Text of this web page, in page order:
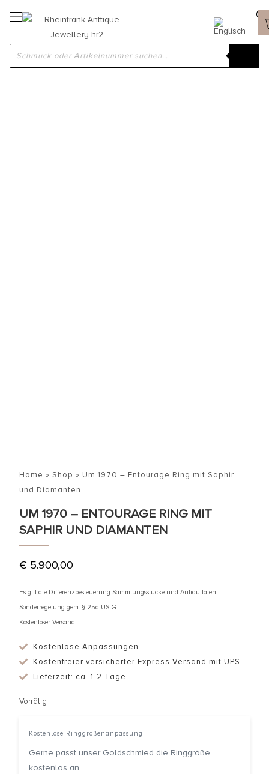
Home » Shop » Um 1970 – Entourage Ring mit Saphir
und Diamanten
UM 1970 – ENTOURAGE RING MIT
SAPHIR UND DIAMANTEN
€ 5.900,00
Es gilt die Differenzbesteuerung Sammlungsstücke und Antiquitäten
Sonderregelung gem. § 25a UStG
Kostenloser Versand
Kostenlose Anpassungen
Kostenfreier versicherter Express-Versand mit UPS
Lieferzeit: ca. 1-2 Tage
Vorrätig
Kostenlose Ringgrößenanpassung
Gerne passt unser Goldschmied die Ringgröße
kostenlos an.